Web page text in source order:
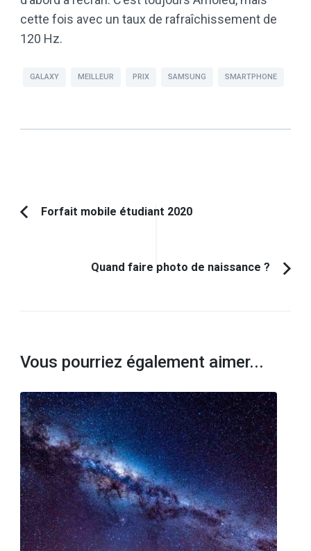
cette fois avec un taux de rafraîchissement de
120 Hz.
GALAXY MEILLEUR PRIX SAMSUNG SMARTPHONE
Navigation
Article
Forfait mobile étudiant 2020
Quand faire photo de naissance ?
Vous pourriez également aimer...